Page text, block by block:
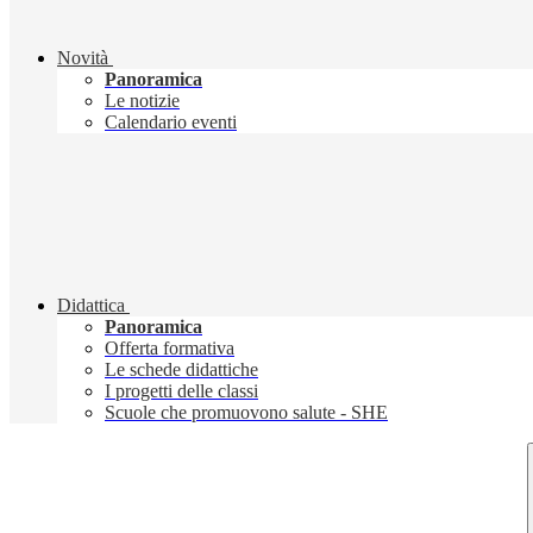
Novità
Panoramica
Le notizie
Calendario eventi
Didattica
Panoramica
Offerta formativa
Le schede didattiche
I progetti delle classi
Scuole che promuovono salute - SHE